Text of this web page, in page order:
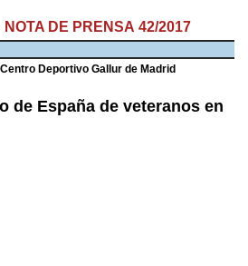
NOTA DE PRENSA 42/2017
Deportivo Gallur de Madrid
de España de veteranos en